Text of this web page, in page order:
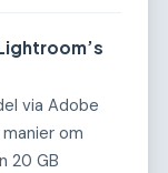
via Adobe
om
20 GB